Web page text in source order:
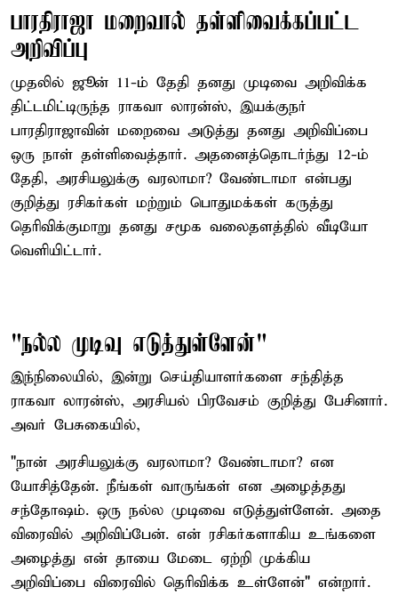
பாரதிராஜா மறைவால் தள்ளிவைக்கப்பட்ட
அறிவிப்பு
முதலில் ஜூன் 11-ம் தேதி தனது முடிவை அறிவிக்க
திட்டமிட்டிருந்த ராகவா லாரன்ஸ், இயக்குநர்
பாரதிராஜாவின் மறைவை அடுத்து தனது அறிவிப்பை
ஒரு நாள் தள்ளிவைத்தார். அதனைத்தொடர்ந்து 12-ம்
தேதி, அரசியலுக்கு வரலாமா? வேண்டாமா என்பது
குறித்து ரசிகர்கள் மற்றும் பொதுமக்கள் கருத்து
தெரிவிக்குமாறு தனது சமூக வலைதளத்தில் வீடியோ
வெளியிட்டார்.
"நல்ல முடிவு எடுத்துள்ளேன்"
இந்நிலையில், இன்று செய்தியாளர்களை சந்தித்த
ராகவா லாரன்ஸ், அரசியல் பிரவேசம் குறித்து பேசினார்.
அவர் பேசுகையில்,
"நான் அரசியலுக்கு வரலாமா? வேண்டாமா? என
யோசித்தேன். நீங்கள் வாருங்கள் என அழைத்தது
சந்தோஷம். ஒரு நல்ல முடிவை எடுத்துள்ளேன். அதை
விரைவில் அறிவிப்பேன். என் ரசிகர்களாகிய உங்களை
அழைத்து என் தாயை மேடை ஏற்றி முக்கிய
அறிவிப்பை விரைவில் தெரிவிக்க உள்ளேன்" என்றார்.